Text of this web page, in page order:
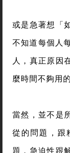
或是急著想「
不知道每個人
人，真正原因
麼時間不夠用
當然，並不是
從的問題，跟
題，急迫性跟